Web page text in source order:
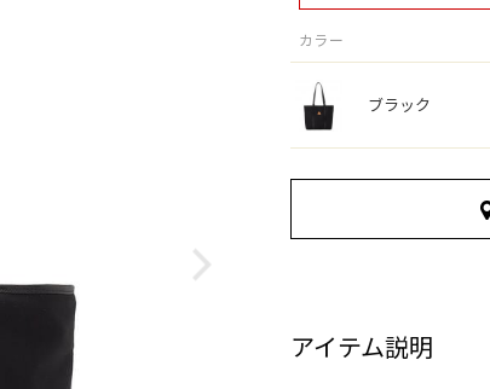
カラー
ブラック
アイテム説明